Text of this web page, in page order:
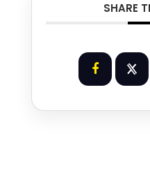
SHARE